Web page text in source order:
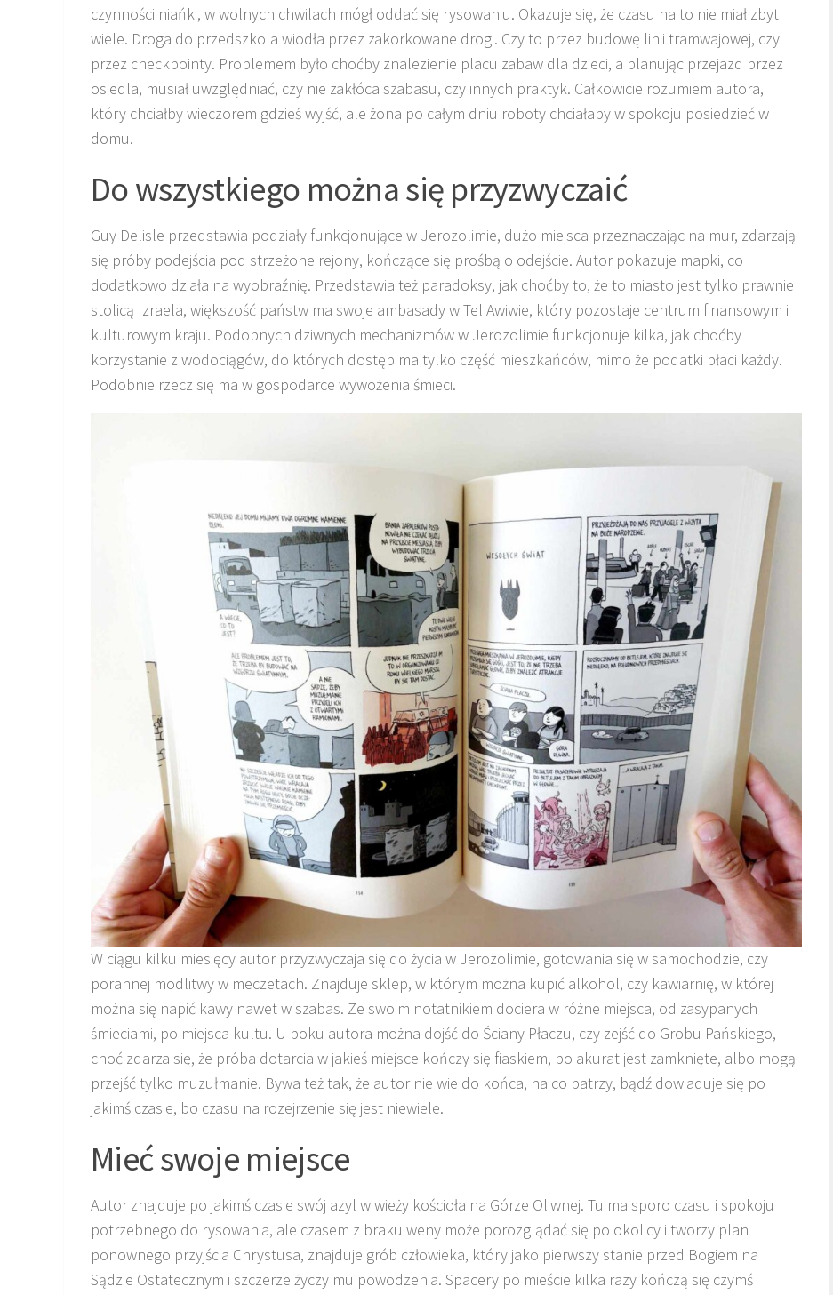
czynności niańki, w wolnych chwilach mógł oddać się rysowaniu. Okazuje się, że czasu na to nie miał zbyt
wiele. Droga do przedszkola wiodła przez zakorkowane drogi. Czy to przez budowę linii tramwajowej, czy
przez checkpointy. Problemem było choćby znalezienie placu zabaw dla dzieci, a planując przejazd przez
osiedla, musiał uwzględniać, czy nie zakłóca szabasu, czy innych praktyk. Całkowicie rozumiem autora,
który chciałby wieczorem gdzieś wyjść, ale żona po całym dniu roboty chciałaby w spokoju posiedzieć w
domu.
Do wszystkiego można się przyzwyczaić
Guy Delisle przedstawia podziały funkcjonujące w Jerozolimie, dużo miejsca przeznaczając na mur, zdarzają
się próby podejścia pod strzeżone rejony, kończące się prośbą o odejście. Autor pokazuje mapki, co
dodatkowo działa na wyobraźnię. Przedstawia też paradoksy, jak choćby to, że to miasto jest tylko prawnie
stolicą Izraela, większość państw ma swoje ambasady w Tel Awiwie, który pozostaje centrum finansowym i
kulturowym kraju. Podobnych dziwnych mechanizmów w Jerozolimie funkcjonuje kilka, jak choćby
korzystanie z wodociągów, do których dostęp ma tylko część mieszkańców, mimo że podatki płaci każdy.
Podobnie rzecz się ma w gospodarce wywożenia śmieci.
W ciągu kilku miesięcy autor przyzwyczaja się do życia w Jerozolimie, gotowania się w samochodzie, czy
porannej modlitwy w meczetach. Znajduje sklep, w którym można kupić alkohol, czy kawiarnię, w której
można się napić kawy nawet w szabas. Ze swoim notatnikiem dociera w różne miejsca, od zasypanych
śmieciami, po miejsca kultu. U boku autora można dojść do Ściany Płaczu, czy zejść do Grobu Pańskiego,
choć zdarza się, że próba dotarcia w jakieś miejsce kończy się fiaskiem, bo akurat jest zamknięte, albo mogą
przejść tylko muzułmanie. Bywa też tak, że autor nie wie do końca, na co patrzy, bądź dowiaduje się po
jakimś czasie, bo czasu na rozejrzenie się jest niewiele.
Mieć swoje miejsce
Autor znajduje po jakimś czasie swój azyl w wieży kościoła na Górze Oliwnej. Tu ma sporo czasu i spokoju
potrzebnego do rysowania, ale czasem z braku weny może porozglądać się po okolicy i tworzy plan
ponownego przyjścia Chrystusa, znajduje grób człowieka, który jako pierwszy stanie przed Bogiem na
Sądzie Ostatecznym i szczerze życzy mu powodzenia. Spacery po mieście kilka razy kończą się czymś